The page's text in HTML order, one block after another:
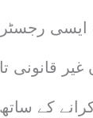
قانونی
کے